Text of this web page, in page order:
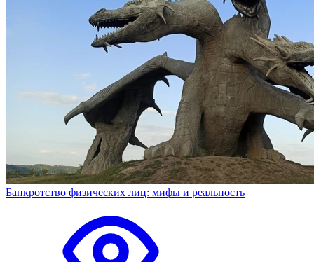
Банкротство физических лиц: мифы и реальность